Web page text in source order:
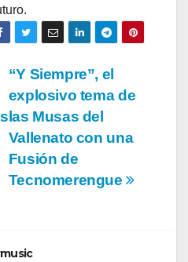
“Y Siempre”, el
explosivo tema de
las Musas del
Vallenato con una
Fusión de
Tecnomerengue